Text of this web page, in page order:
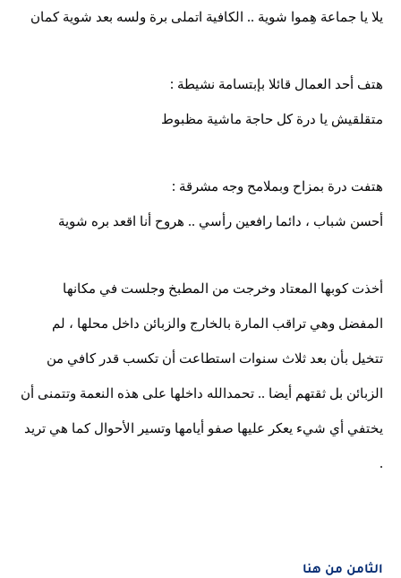
يلا يا جماعة هِموا شوية .. الكافية اتملى برة ولسه بعد شوية كمان
هتف أحد العمال قائلا بإبتسامة نشيطة :
متقلقيش يا درة كل حاجة ماشية مظبوط
هتفت درة بمزاح وبملامح وجه مشرقة :
أحسن شباب ، دائما رافعين رأسي .. هروح أنا اقعد بره شوية
أخذت كوبها المعتاد وخرجت من المطبخ وجلست في مكانها
المفضل وهي تراقب المارة بالخارج والزبائن داخل محلها ، لم
تتخيل بأن بعد ثلاث سنوات استطاعت أن تكسب قدر كافي من
الزبائن بل ثقتهم أيضا .. تحمدالله داخلها على هذه النعمة وتتمنى أن
يختفي أي شيء يعكر عليها صفو أيامها وتسير الأحوال كما هي تريد
.
الثامن من هنا